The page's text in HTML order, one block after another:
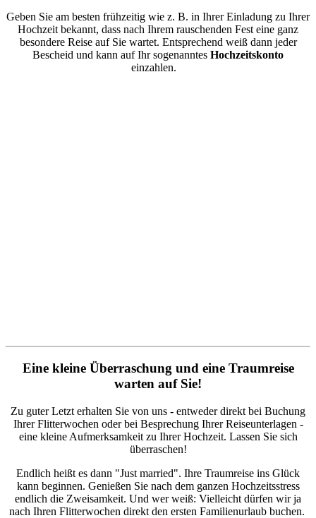
Geben Sie am besten frühzeitig wie z. B. in Ihrer Einladung zu Ihrer
Hochzeit bekannt, dass nach Ihrem rauschenden Fest eine ganz
besondere Reise auf Sie wartet. Entsprechend weiß dann jeder
Bescheid und kann auf Ihr sogenanntes Hochzeitskonto
einzahlen.
Eine kleine Überraschung und eine Traumreise
warten auf Sie!
Zu guter Letzt erhalten Sie von uns - entweder direkt bei Buchung
Ihrer Flitterwochen oder bei Besprechung Ihrer Reiseunterlagen -
eine kleine Aufmerksamkeit zu Ihrer Hochzeit. Lassen Sie sich
überraschen!
Endlich heißt es dann "Just married". Ihre Traumreise ins Glück
kann beginnen. Genießen Sie nach dem ganzen Hochzeitsstress
endlich die Zweisamkeit. Und wer weiß: Vielleicht dürfen wir ja
nach Ihren Flitterwochen direkt den ersten Familienurlaub buchen.